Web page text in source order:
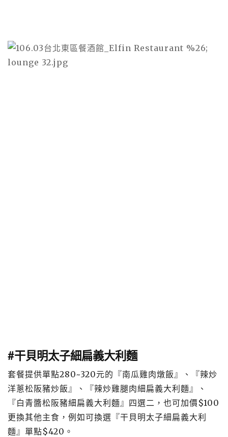
#干貝明太子細扁義大利麵
套餐提供單點280~320元的『南瓜雞肉燉飯』、『辣炒
洋蔥松阪豬炒飯』、『辣炒雞腿肉細扁義大利麵』、
『白青醬松阪豬細扁義大利麵』四選二，也可加價$100
更換其他主食，例如可換選『干貝明太子細扁義大利
麵』單點$420。